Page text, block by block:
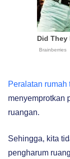
Peralatan rumah
menyemprotkan
ruangan.
Sehingga, kita
pengharum